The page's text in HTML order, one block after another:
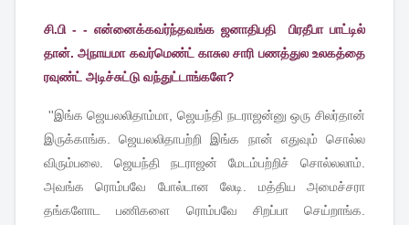
சி.பி - - என்னைக்கவர்ந்தவங்க ஜனாதிபதி பிரதீபா பாட்டில்
தான். அநாயமா கவர்மெண்ட் காசுல சாரி பணத்துல உலகத்தை
ரவுண்ட் அடிச்சுட்டு வந்துட்டாங்களே?
''இங்க ஜெயலலிதாம்மா ,ஜெயந்தி நடராஜன்னு ஒரு சிலர்தான்
இருக்காங்க .ஜெயலலிதாபற்றி இங்க நான் எதுவும் சொல்ல
விரும்பலை
ஜெயந்தி நடராஜன் மேடம்பற்றிச் சொல்லலாம்
அவங்க
ரொம்பவே போல்டான லேடி மத்திய
அமைச்சரா
தங்களோட
பணிகளை ரொம்பவே சிறப்பா செய்றாங்க